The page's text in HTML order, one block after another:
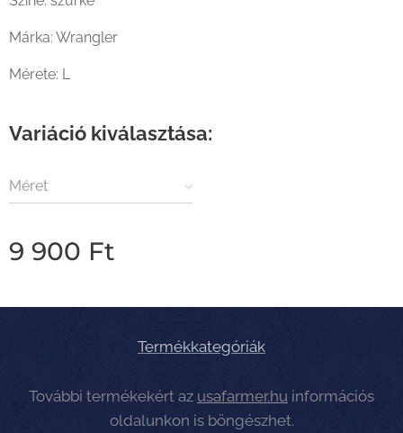
Márka: Wrangler
Mérete: L
Variáció kiválasztása:
Méret
9 900 Ft
Termékkategóriák
További termékekért az usafarmer.hu információs
oldalunkon is böngészhet.